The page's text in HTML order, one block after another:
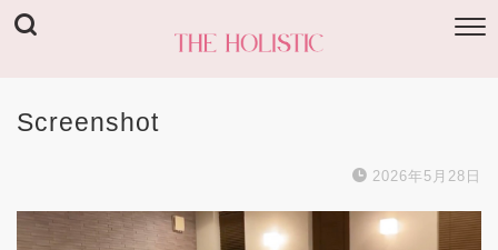
Screenshot
2026年5月28日